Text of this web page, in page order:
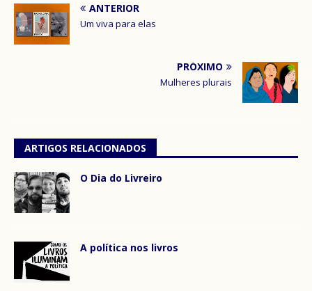
ANTERIOR
Um viva para elas
PRÓXIMO
Mulheres plurais
ARTIGOS RELACIONADOS
O Dia do Livreiro
A política nos livros